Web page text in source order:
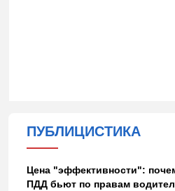
ПУБЛИЦИСТИКА
Цена "эффективности":
ПДД бьют по правам